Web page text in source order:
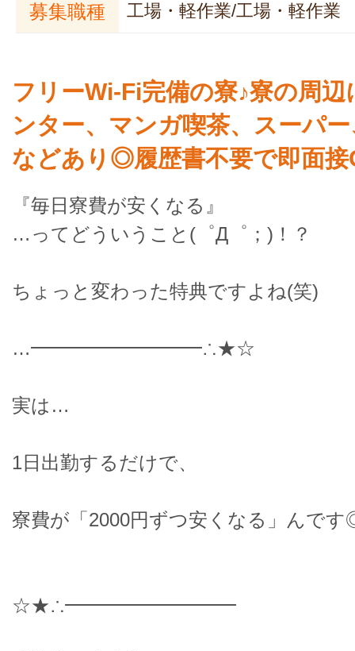
募集職種 工場・軽作業/工場・軽作業
フリーWi-Fi完備の寮♪寮の周
ンター、マンガ喫茶、スーパ
などあり◎履歴書不要で即面接
『毎日寮費が安くなる』
…ってどういうこと(゜Д゜；)！？
ちょっと変わった特典ですよね(笑)
…━━━━━━━━━∴★☆
実は…
1日出勤するだけで、
寮費が「2000円ずつ安くなる」んで
☆★∴━━━━━━━━━